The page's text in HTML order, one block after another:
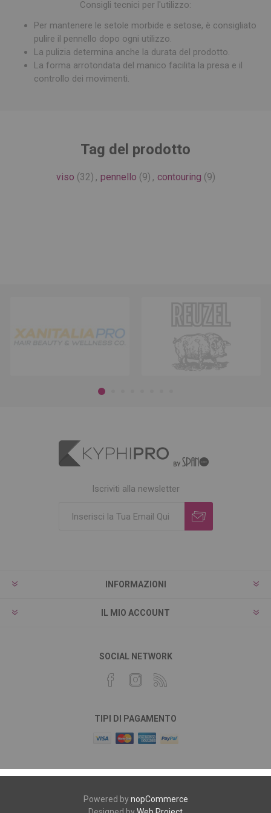
Consigli tecnici per l'utilizzo:
Per mantenere le setole morbide e setose, è consigliato
pulire il pennello dopo ogni utilizzo.
La pulizia determina anche la durata del prodotto.
La forma arrotondata del manico facilita la presa e il
controllo dei movimenti.
Tag del prodotto
viso (32) , pennello (9) , contouring (9)
Iscriviti alla newsletter
INFORMAZIONI
IL MIO ACCOUNT
SOCIAL NETWORK
TIPI DI PAGAMENTO
Powered bynopCommerce